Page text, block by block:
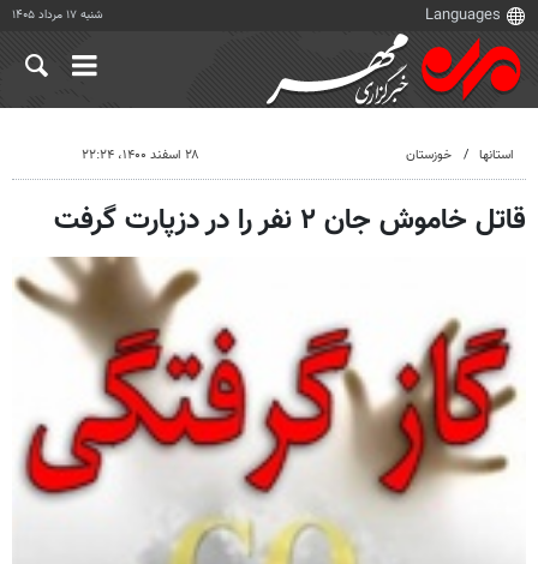
شنبه ۱۷ مرداد ۱۴۰۵
استانها خوزستان ۲۸ اسفند ۱۴۰۰، ۲۲:۲۴
قاتل خاموش جان ۲ نفر را در دزپارت گرفت